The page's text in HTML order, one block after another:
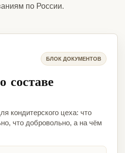
по России.
БЛОК ДОКУМЕНТОВ
составе
кондитерского цеха: что
что добровольно, а на чём